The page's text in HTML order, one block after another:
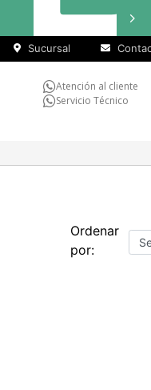
Sucursal
Atención al cliente
Servicio Técnico
Ordenar
por: